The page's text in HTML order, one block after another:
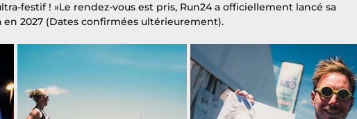
festif ! »Le rendez-vous est pris, Run24 a officiellement lancé sa
2027 (Dates confirmées ultérieurement).